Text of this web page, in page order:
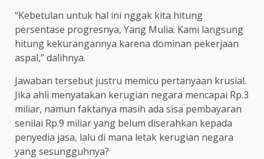
“Kebetulan untuk hal ini nggak kita hitung
persentase progresnya, Yang Mulia. Kami langsung
hitung kekurangannya karena dominan pekerjaan
aspal,” dalihnya.
Jawaban tersebut justru memicu pertanyaan krusial.
Jika ahli menyatakan kerugian negara mencapai Rp.3
miliar, namun faktanya masih ada sisa pembayaran
senilai Rp.9 miliar yang belum diserahkan kepada
penyedia jasa, lalu di mana letak kerugian negara
yang sesungguhnya?